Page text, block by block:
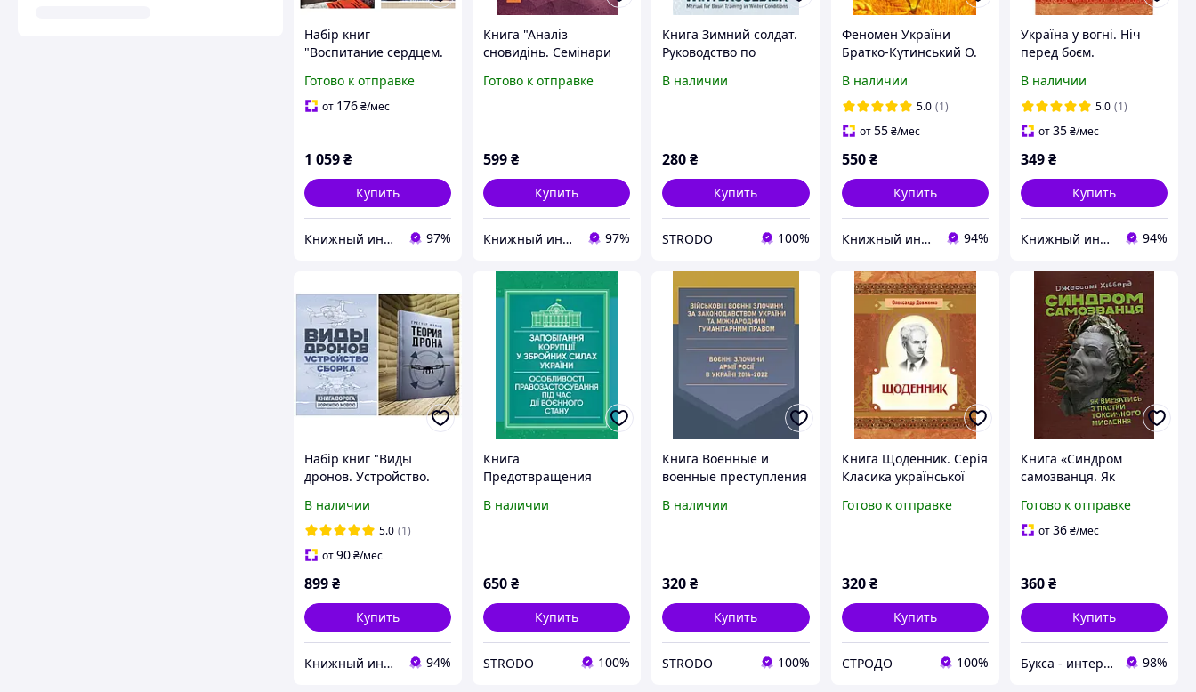
Набір книг
"Воспитание сердцем.
условий","Целуйте
меня! Как воспитывать
Готово к отправке
от 176₴/мес
1 059₴
Купить
Книжный интернет-магазин "BestBook" 97%
Книга "Аналіз
сновидінь. Семінари
р.)" Карл Густав Юнг
Готово к отправке
599₴
Купить
Книжный интернет-магазин "BestBook" 97%
Книга Зимний солдат.
Руководство по
в зимних условиях
В наличии
280₴
Купить
STRODO 100%
Феномен України
Братко-Кутинський О.
В наличии
5.0 (1)
от55 ₴/мес
550 ₴
Купить
Книжный интернет - магазин "Лучшие книги" 94%
Україна у вогні. Ніч
перед боєм.
Довженко О.П.
В наличии
5.0 (1)
от35₴/мес
349₴
Купить
Книжный интернет - магазин "Лучшие книги" 94%
Набір книг "Виды
дронов. Устройство.
дрона" Грегуар Шамаю
В наличии
5.0 (1)
от90₴/мес
899₴
Купить
Книжный интернет - магазин "Лучшие книги" 94%
Книга
Предотвращения
Оруженных Силах
В наличии
650₴
Купить
STRODO 100%
Книга Военные и
военные преступления
Украины (ЦУЛ)
В наличии
320₴
Купить
STRODO 100%
Книга Щоденник. Серія
Класика української
Олександр Довженко
Готово к отправке
320 ₴
Купить
СТРОДО 100%
Книга «Синдром
самозванця. Як
токсичного мислення».
Автор - Джессамі
Готово к отправке
от36₴/мес
360₴
Купить
Букса - интернет-магазин книг, товаров для детей и подарков 98%